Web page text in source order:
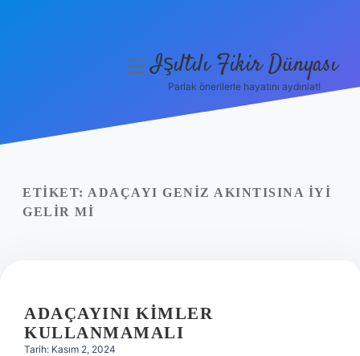
Yasal Uyarı
menüyüIşıltılı Fikir Dünyası
Parlak önerilerle hayatını aydınlat!
ETIKET: ADAÇAYI GENIZ AKINTISINA IYI
GELIR MI
ADAÇAYINI KIMLER
KULLANMAMALI
Tarih: Kasım 2, 2024